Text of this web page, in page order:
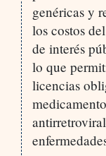
genéricas y
los costos
de interés
lo que
licencias